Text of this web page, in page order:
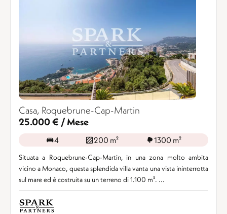
Casa, Roquebrune-Cap-Martin
25.000 € / Mese
4 200 m² 1300 m²
Situata a Roquebrune-Cap-Martin, in una zona molto ambita
vicino a Monaco, questa splendida villa vanta una vista ininterrotta
sul mare ed è costruita su un terreno di 1.100 m². ...